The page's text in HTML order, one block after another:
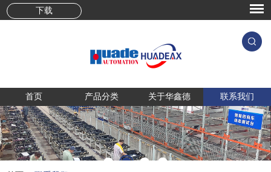
下载
首页 产品分类 关于华鑫德 联系我们